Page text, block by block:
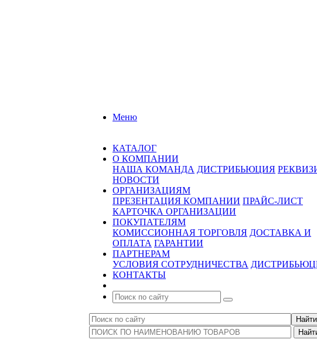
Меню
КАТАЛОГ
О КОМПАНИИ
НАША КОМАНДА ДИСТРИБЬЮЦИЯ
НОВОСТИ
ОРГАНИЗАЦИЯМ
ПРЕЗЕНТАЦИЯ КОМПАНИИ ПРАЙС-ЛИСТ
КАРТОЧКА ОРГАНИЗАЦИИ
ПОКУПАТЕЛЯМ
КОМИССИОННАЯ ТОРГОВЛЯ ДОСТАВКА И
ОПЛАТА ГАРАНТИИ
ПАРТНЕРАМ
УСЛОВИЯ СОТРУДНИЧЕСТВА
КОНТАКТЫ